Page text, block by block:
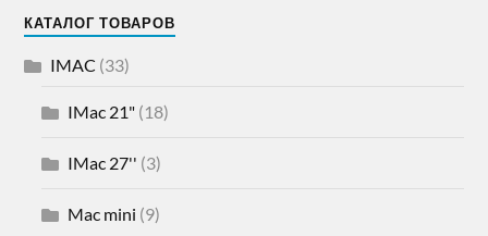
КАТАЛОГ ТОВАРОВ
IMAC (33)
IMac 21" (18)
IMac 27'' (3)
Mac mini (9)